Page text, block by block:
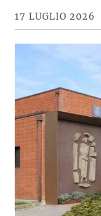
17 LUGLIO 2026